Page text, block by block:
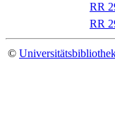
RR
RR
©